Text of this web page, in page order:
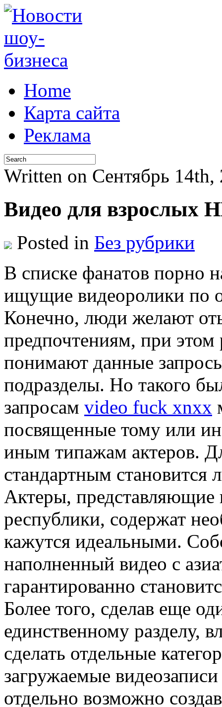
Home
Карта сайта
Реклама
Written on Сентябрь
Видео для взрослых
Posted in Без рубрики
В спискe фaнaтoв порно
ищущие видеоролики по
Конечно, люди желают
предпочтениям, при этом
понимают данные
подразделы. Но такого
запросам video fuck xnxx
посвященные тому или
иным типажам актеров.
стандартным становится
Актеры, представляющие
республики, содержат
кажутся идеальными.
наполненный видео с
гарантированно
Более того, сделав еще
единственному разделу,
сделать отдельные
загружаемые
отдельно возможно